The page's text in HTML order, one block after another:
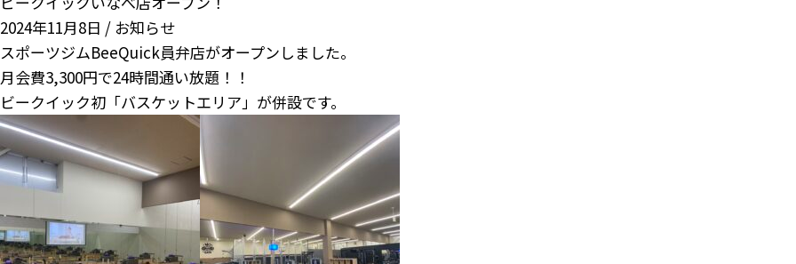
2024年11月8日 / お知らせ
スポーツジムBeeQuick員弁店がオープンしました。
月会費3,300円で24時間通い放題！！
ビークイック初「バスケットエリア」が併設です。